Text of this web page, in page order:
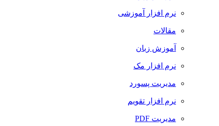
نرم افزار آموزشی
مقالات
آموزش زبان
نرم افزار مک
مدیریت پسورد
نرم افزار تقویم
مدیریت PDF